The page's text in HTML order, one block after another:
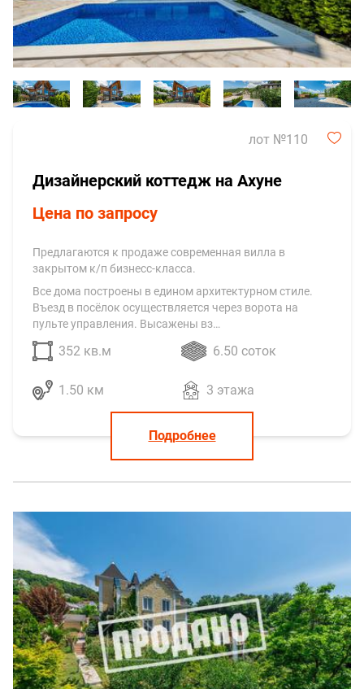
лот №110
Дизайнерский коттедж на Ахуне
Цена по запросу
Предлагаются к продаже современная вилла в
закрытом к/п бизнесс-класса.
Все дома построены в едином архитектурном стиле.
Въезд в посёлок осуществляется через ворота на
пульте управления. Высажены вз…
352 кв.м 6.50 соток
1.50 км 3 этажа
Подробнее